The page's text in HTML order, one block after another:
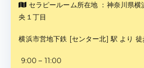
セラピールーム所在地 ：神奈川県横
央１丁目
横浜市営地下鉄 [センター北] 駅 より 徒
9:00 – 11:00